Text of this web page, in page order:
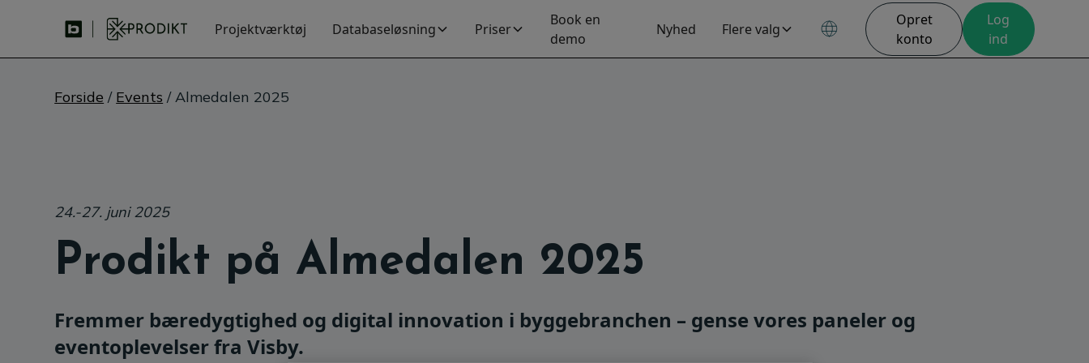
Projektværktøj Databaseløsning Priser
Book en
demo
Nyhed Flere valg
Opret
konto
Log
ind
Forside / Events / Almedalen 2025
24.-27. juni 2025
Prodikt på Almedalen 2025
Fremmer bæredygtighed og digital innovation i byggebranchen – gense vores paneler og
eventoplevelser fra Visby.